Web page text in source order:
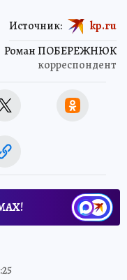
Роман ПОБЕРЕЖНЮК
корреспондент
Источник: kp.ru